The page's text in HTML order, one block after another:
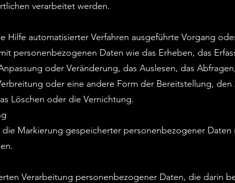
verarbeitet werden.
Hilfe automatisierter Verfahren ausgeführte Vorgang
personenbezogenen Daten wie das Erheben, das
oder Veränderung, das Auslesen, das
oder eine andere Form der Bereitstellung,
Löschen oder die Vernichtung.
Markierung gespeicherter personenbezogener Daten
Verarbeitung personenbezogener Daten, die darin